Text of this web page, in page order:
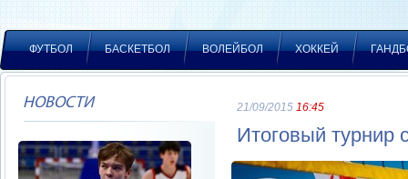
ФУТБОЛ БАСКЕТБОЛ ВОЛЕЙБОЛ ХОККЕЙ
НОВОСТИ 21/09/2015 16:45
Итоговый турнир